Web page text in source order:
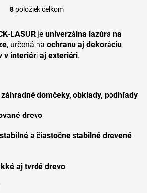
O
á
d
a
p
v
y
p
8položiek celkom
LASUR je univerzálna lazúra na
, určená na ochranu aj dekoráciu
v interiéri aj exteriéri.
domčeky, obklady, podhľady
drevo
a čiastočne stabilné drevené
aj tvrdé drevo